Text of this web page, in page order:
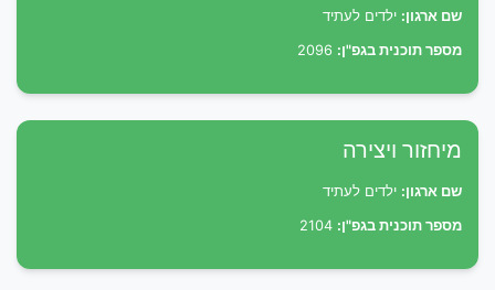
שם ארגון: ילדים לעתיד
מספר תוכנית בגפ"ן:
מיחזור ויצירה
שם ארגון: ילדים לעתיד
מספר תוכנית בגפ"ן: